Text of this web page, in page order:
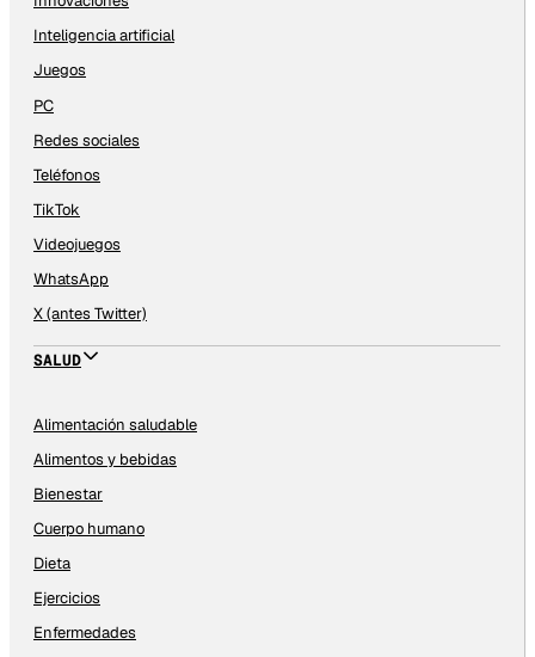
Inteligencia artificial
Juegos
PC
Redes sociales
Teléfonos
TikTok
Videojuegos
WhatsApp
X (antes Twitter)
SALUD
Alimentación saludable
Alimentos y bebidas
Bienestar
Cuerpo humano
Dieta
Ejercicios
Enfermedades